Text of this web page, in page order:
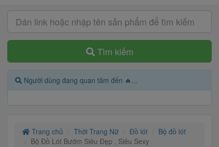
Tìm kiếm
Người dùng đang quan tâm đến 🔥...
Trang chủ Thời Trang Nữ Đồ lót
Bộ đồ lót
Bộ Đồ Lót Bướm Siêu Đẹp , Siêu Sexy